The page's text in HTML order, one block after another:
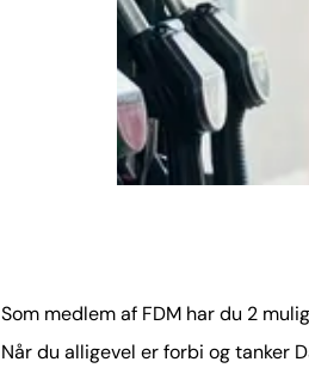
Som medlem af FDM har du 2
Når du alligevel er forbi og tanker